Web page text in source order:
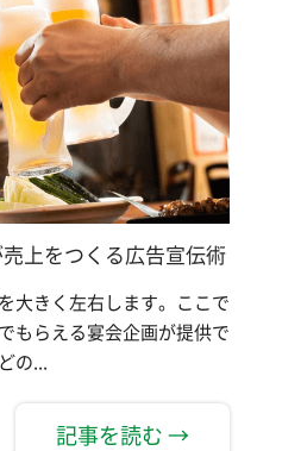
上をつくる広告宣伝術
大きく左右します。ここで
もらえる宴会企画が提供で
の...
記事を読む →